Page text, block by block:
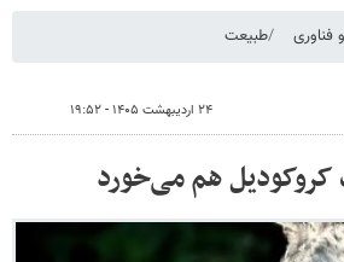
فناوری طبیعت
۲۴ اردیبهشت ۱۴۰۵ - ۱۹:۵۲
کروکودیل‌ هم می‌خورد